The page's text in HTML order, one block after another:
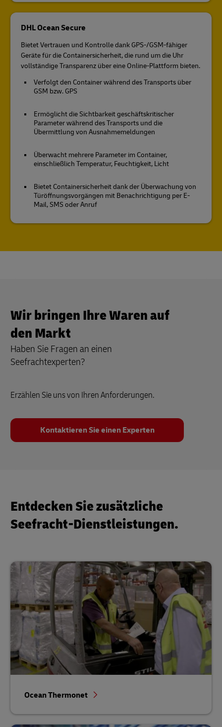
DHL Ocean Secure
Bietet Vertrauen und Kontrolle dank GPS-/GSM-fähiger
Geräte für die Containersicherheit, die rund um die Uhr
vollständige Transparenz über eine Online-Plattform bieten.
Verfolgt den Container während des Transports über
GSM bzw. GPS
Ermöglicht die Sichtbarkeit geschäftskritischer
Parameter während des Transports und die
Übermittlung von Ausnahmemeldungen
Überwacht mehrere Parameter im Container,
einschließlich Temperatur, Feuchtigkeit, Licht
Bietet Containersicherheit dank der Überwachung von
Türöffnungsvorgängen mit Benachrichtigung per E-
Mail, SMS oder Anruf
Wir bringen Ihre Waren auf
den Markt
Haben Sie Fragen an einen
Seefrachtexperten?
Erzählen Sie uns von Ihren Anforderungen.
Kontaktieren Sie einen Experten
Entdecken Sie zusätzliche
Seefracht-Dienstleistungen.
Ocean Thermonet